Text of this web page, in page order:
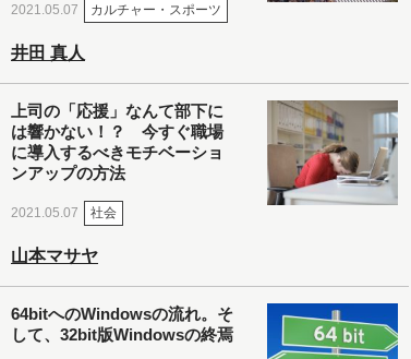
2021.05.07 カルチャー・スポーツ
井田 真人
上司の「応援」なんて部下に
は響かない！？ 今すぐ職場
に導入するべきモチベーショ
ンアップの方法
2021.05.07 社会
山本マサヤ
64bitへのWindowsの流れ。そ
して、32bit版Windowsの終焉